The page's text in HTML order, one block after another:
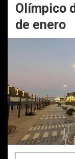
Olímpico
de enero